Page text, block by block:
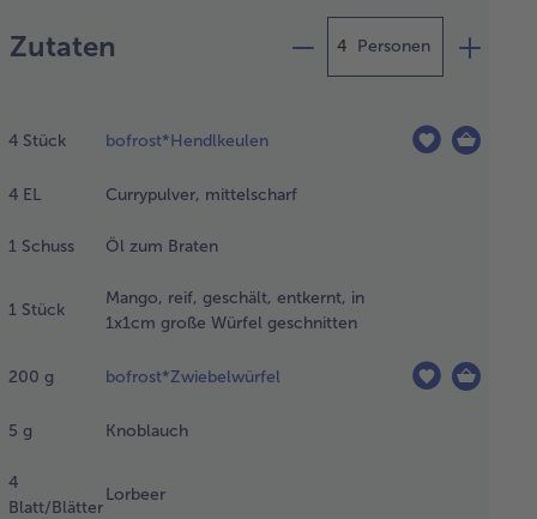
Zutaten Personen
4 Stück bofrost*Hendlkeulen
4 EL Currypulver, mittelscharf
1 Schuss Öl zum Braten
1 Stück
Mango, reif, geschält, entkernt, in
1x1cm große Würfel geschnitten
200 g bofrost*Zwiebelwürfel
5 g Knoblauch
4
Blatt/Blätter
Lorbeer
kaltem Wasser
im Gelenk
Teil des
und in
gut
dass das
Die